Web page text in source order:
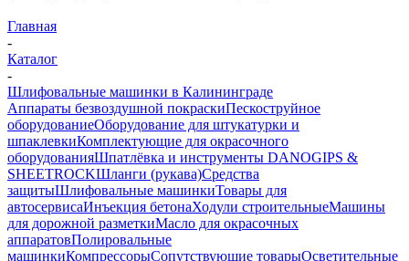
Главная
-
Каталог
-
Шлифовальные машинки в Калининграде
Аппараты безвоздушной покраскиПескоструйное
оборудованиеОборудование для штукатурки и
шпаклевкиКомплектующие для окрасочного
оборудованияШпатлёвка и инструменты DANOGIPS &
SHEETROCKШланги (рукава)Средства
защитыШлифовальные машинкиТовары для
автосервисаИнъекция бетонаХодули строительныеМашины
для дорожной разметкиМасло для окрасочных
аппаратовПолировальные
машинкиКомпрессорыСопутствующие товарыОсветительные